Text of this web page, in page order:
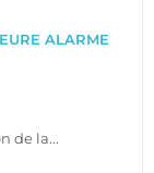
ALARME
de la...